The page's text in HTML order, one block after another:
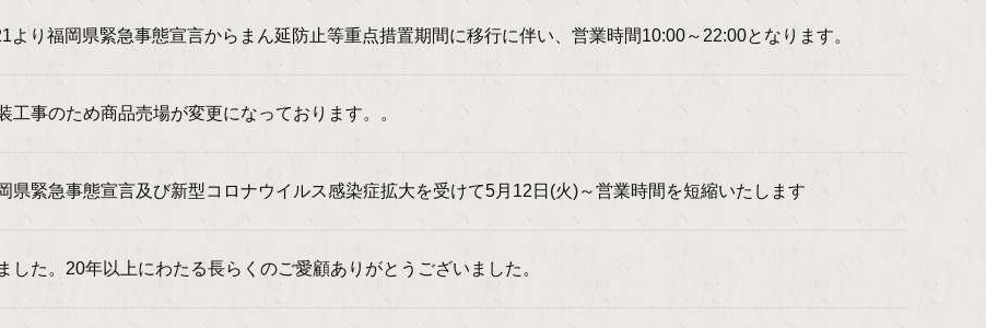
より福岡県緊急事態宣言からまん延防止等重点措置期間に移行に伴い、営業時間10:00～22:00となります。
工事のため商品売場が変更になっております。。
県緊急事態宣言及び新型コロナウイルス感染症拡大を受けて5月12日(火)～営業時間を短縮いたします
した。20年以上にわたる長らくのご愛顧ありがとうございました。